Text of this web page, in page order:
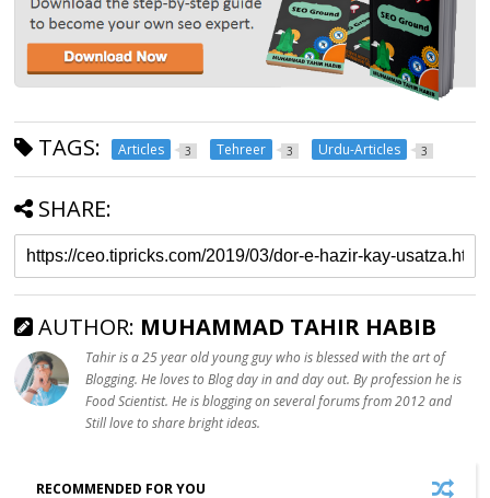
TAGS: Articles 3 Tehreer 3 Urdu-Articles 3
SHARE:
AUTHOR: MUHAMMAD TAHIR HABIB
Tahir is a 25 year old young guy who is blessed with the art of
Blogging. He loves to Blog day in and day out. By profession he is
Food Scientist. He is blogging on several forums from 2012 and
Still love to share bright ideas.
RECOMMENDED FOR YOU